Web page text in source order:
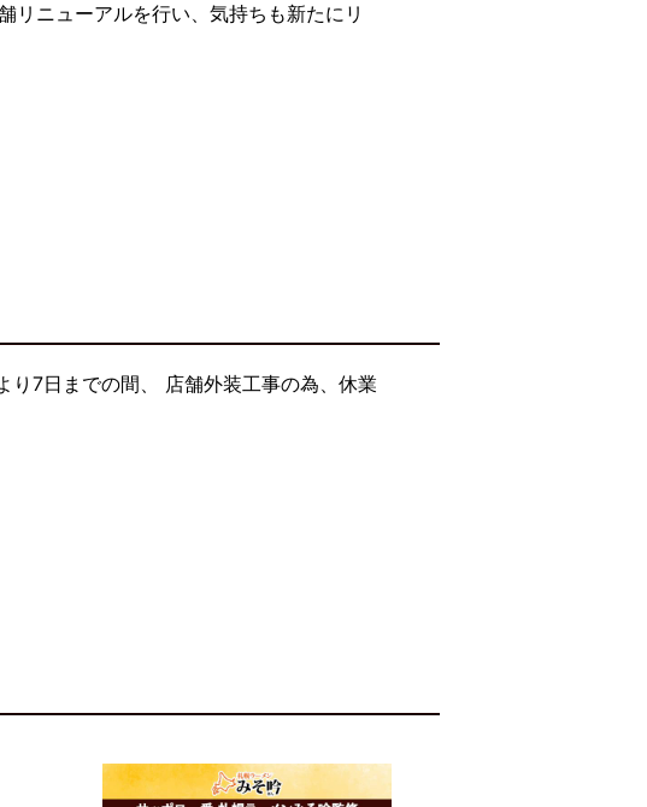
リニューアルを行い、気持ちも新たにリ
り7日までの間、 店舗外装工事の為、休業